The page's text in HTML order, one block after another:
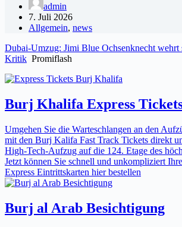
admin
7. Juli 2026
Allgemein, news
Dubai-Umzug: Jimi Blue Ochsenknecht wehrt
Kritik Promiflash
Burj Khalifa Express
Umgehen Sie die Warteschlangen an den
mit den Burj Kalifa Fast Track Tickets direkt
High-Tech-Aufzug auf die 124. Etage des
Jetzt können Sie schnell und unkompliziert
Express Eintrittskarten hier bestellen
Burj al Arab Besichtigung